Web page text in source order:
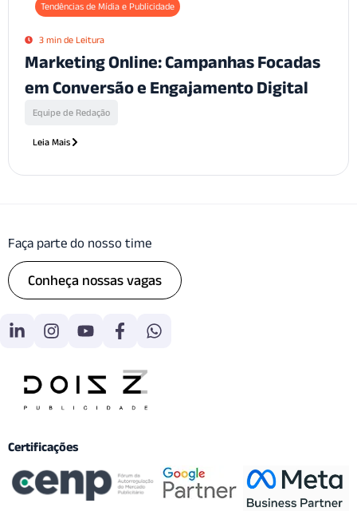
Tendências de Mídia e Publicidade
3 min de Leitura
Marketing Online: Campanhas Focadas
em Conversão e Engajamento Digital
Equipe de Redação
Leia Mais
Faça parte do nosso time
Conheça nossas vagas
Certificações